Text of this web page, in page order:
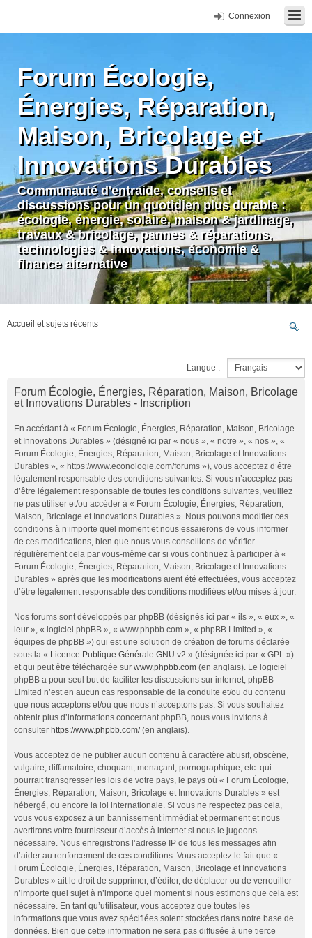
Connexion
Forum Écologie,
Énergies, Réparation,
Maison, Bricolage et
Innovations Durables
Communauté d'entraide, conseils et
discussions pour un quotidien plus durable :
écologie, énergie, solaire, maison & jardinage,
travaux & bricolage, pannes & réparations,
technologies & innovations, économie &
finance alternative
Accueil et sujets récents
Langue :
Forum Écologie, Énergies, Réparation, Maison, Bricolage
et Innovations Durables - Inscription
En accédant à « Forum Écologie, Énergies, Réparation, Maison, Bricolage
et Innovations Durables » (désigné ici par « nous », « notre », « nos », «
Forum Écologie, Énergies, Réparation, Maison, Bricolage et Innovations
Durables », « https://www.econologie.com/forums »), vous acceptez d’être
légalement responsable des conditions suivantes. Si vous n’acceptez pas
d’être légalement responsable de toutes les conditions suivantes, veuillez
ne pas utiliser et/ou accéder à « Forum Écologie, Énergies, Réparation,
Maison, Bricolage et Innovations Durables ». Nous pouvons modifier ces
conditions à n’importe quel moment et nous essaierons de vous informer
de ces modifications, bien que nous vous conseillons de vérifier
régulièrement cela par vous-même car si vous continuez à participer à «
Forum Écologie, Énergies, Réparation, Maison, Bricolage et Innovations
Durables » après que les modifications aient été effectuées, vous acceptez
d’être légalement responsable des conditions modifiées et/ou mises à jour.
Nos forums sont développés par phpBB (désignés ici par « ils », « eux », «
leur », « logiciel phpBB », « www.phpbb.com », « phpBB Limited », «
équipes de phpBB ») qui est une solution de création de forums déclarée
sous la « Licence Publique Générale GNU v2 » (désignée ici par « GPL »)
et qui peut être téléchargée sur www.phpbb.com (en anglais). Le logiciel
phpBB a pour seul but de faciliter les discussions sur internet, phpBB
Limited n’est en aucun cas responsable de la conduite et/ou du contenu
que nous acceptons et/ou que nous n’acceptons pas. Si vous souhaitez
obtenir plus d’informations concernant phpBB, nous vous invitons à
consulter https://www.phpbb.com/(en anglais).
Vous acceptez de ne publier aucun contenu à caractère abusif, obscène,
vulgaire, diffamatoire, choquant, menaçant, pornographique, etc. qui
pourrait transgresser les lois de votre pays, le pays où « Forum Écologie,
Énergies, Réparation, Maison, Bricolage et Innovations Durables » est
hébergé, ou encore la loi internationale. Si vous ne respectez pas cela,
vous vous exposez à un bannissement immédiat et permanent et nous
avertirons votre fournisseur d’accès à internet si nous le jugeons
nécessaire. Nous enregistrons l’adresse IP de tous les messages afin
d’aider au renforcement de ces conditions. Vous acceptez le fait que «
Forum Écologie, Énergies, Réparation, Maison, Bricolage et Innovations
Durables » ait le droit de supprimer, d’éditer, de déplacer ou de verrouiller
n’importe quel sujet à n’importe quel moment si nous estimons que cela est
nécessaire. En tant qu’utilisateur, vous acceptez que toutes les
informations que vous avez spécifiées soient stockées dans notre base de
données. Bien que cette information ne sera pas diffusée à une tierce